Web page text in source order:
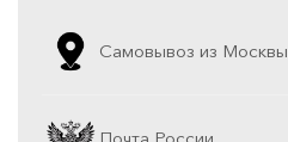
Самовывоз из Москвы